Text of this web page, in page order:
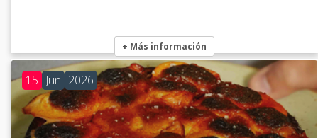
+ Más información
15 Jun 2026